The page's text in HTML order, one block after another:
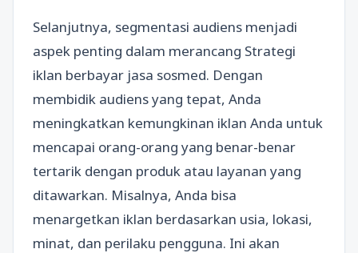
Selanjutnya, segmentasi audiens menjadi
aspek penting dalam merancang Strategi
iklan berbayar jasa sosmed. Dengan
membidik audiens yang tepat, Anda
meningkatkan kemungkinan iklan Anda untuk
mencapai orang-orang yang benar-benar
tertarik dengan produk atau layanan yang
ditawarkan. Misalnya, Anda bisa
menargetkan iklan berdasarkan usia, lokasi,
minat, dan perilaku pengguna. Ini akan